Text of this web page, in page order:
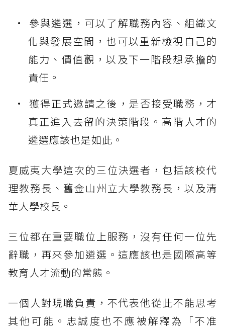
參與遴選，可以了解職務內容、組織文
化與發展空間，也可以重新檢視自己的
能力、價值觀，以及下一階段想承擔的
責任。
獲得正式邀請之後，是否接受職務，才
真正進入去留的決策階段。高階人才的
遴選應該也是如此。
夏威夷大學這次的三位決選者，包括該校代
理教務長、舊金山州立大學教務長，以及清
華大學校長。
三位都在重要職位上服務，沒有任何一位先
辭職，再來參加遴選。這應該也是國際高等
教育人才流動的常態。
一個人對現職負責，不代表他從此不能思考
其他可能。忠誠度也不應被解釋為「不准